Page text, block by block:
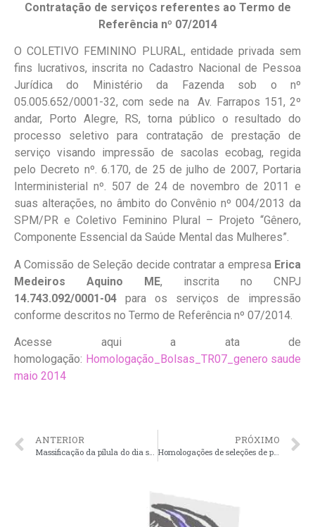
Contratação de serviços referentes ao Termo de
Referência nº 07/2014
O COLETIVO FEMININO PLURAL, entidade privada sem
fins lucrativos, inscrita no Cadastro Nacional de Pessoa
Jurídica do Ministério da Fazenda sob o nº
05.005.652/0001-32, com sede na Av. Farrapos 151, 2º
andar, Porto Alegre, RS, torna público o resultado do
processo seletivo para contratação de prestação de
serviço visando impressão de sacolas ecobag, regida
pelo Decreto nº. 6.170, de 25 de julho de 2007, Portaria
Interministerial nº. 507 de 24 de novembro de 2011 e
suas alterações, no âmbito do Convênio nº 004/2013 da
SPM/PR e Coletivo Feminino Plural – Projeto “Gênero,
Componente Essencial da Saúde Mental das Mulheres”.
A Comissão de Seleção decide contratar a empresa Erica
Medeiros Aquino ME, inscrita no CNPJ
14.743.092/0001-04 para os serviços de impressão
conforme descritos no Termo de Referência nº 07/2014.
Acesse aqui a ata de
homologação: Homologação_Bolsas_TR07_genero saude
maio 2014
ANTERIOR PRÓXIMO
Homologações de seleções de prestação de serviço em impressão de folder e estudo de caso – Projeto Gênero e Saúde